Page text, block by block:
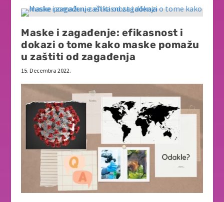
Maske i zagađenje: efikasnost i
dokazi o tome kako maske pomažu
u zaštiti od zagađenja
15. Decembra 2022.